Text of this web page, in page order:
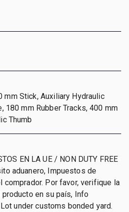
mm Stick, Auxiliary Hydraulic
180 mm Rubber Tracks, 400 mm
Thumb
EN LA UE / NON DUTY FREE
aduanero, Impuestos de
comprador. Por favor, verifique la
en su país, Info
under customs bonded yard.